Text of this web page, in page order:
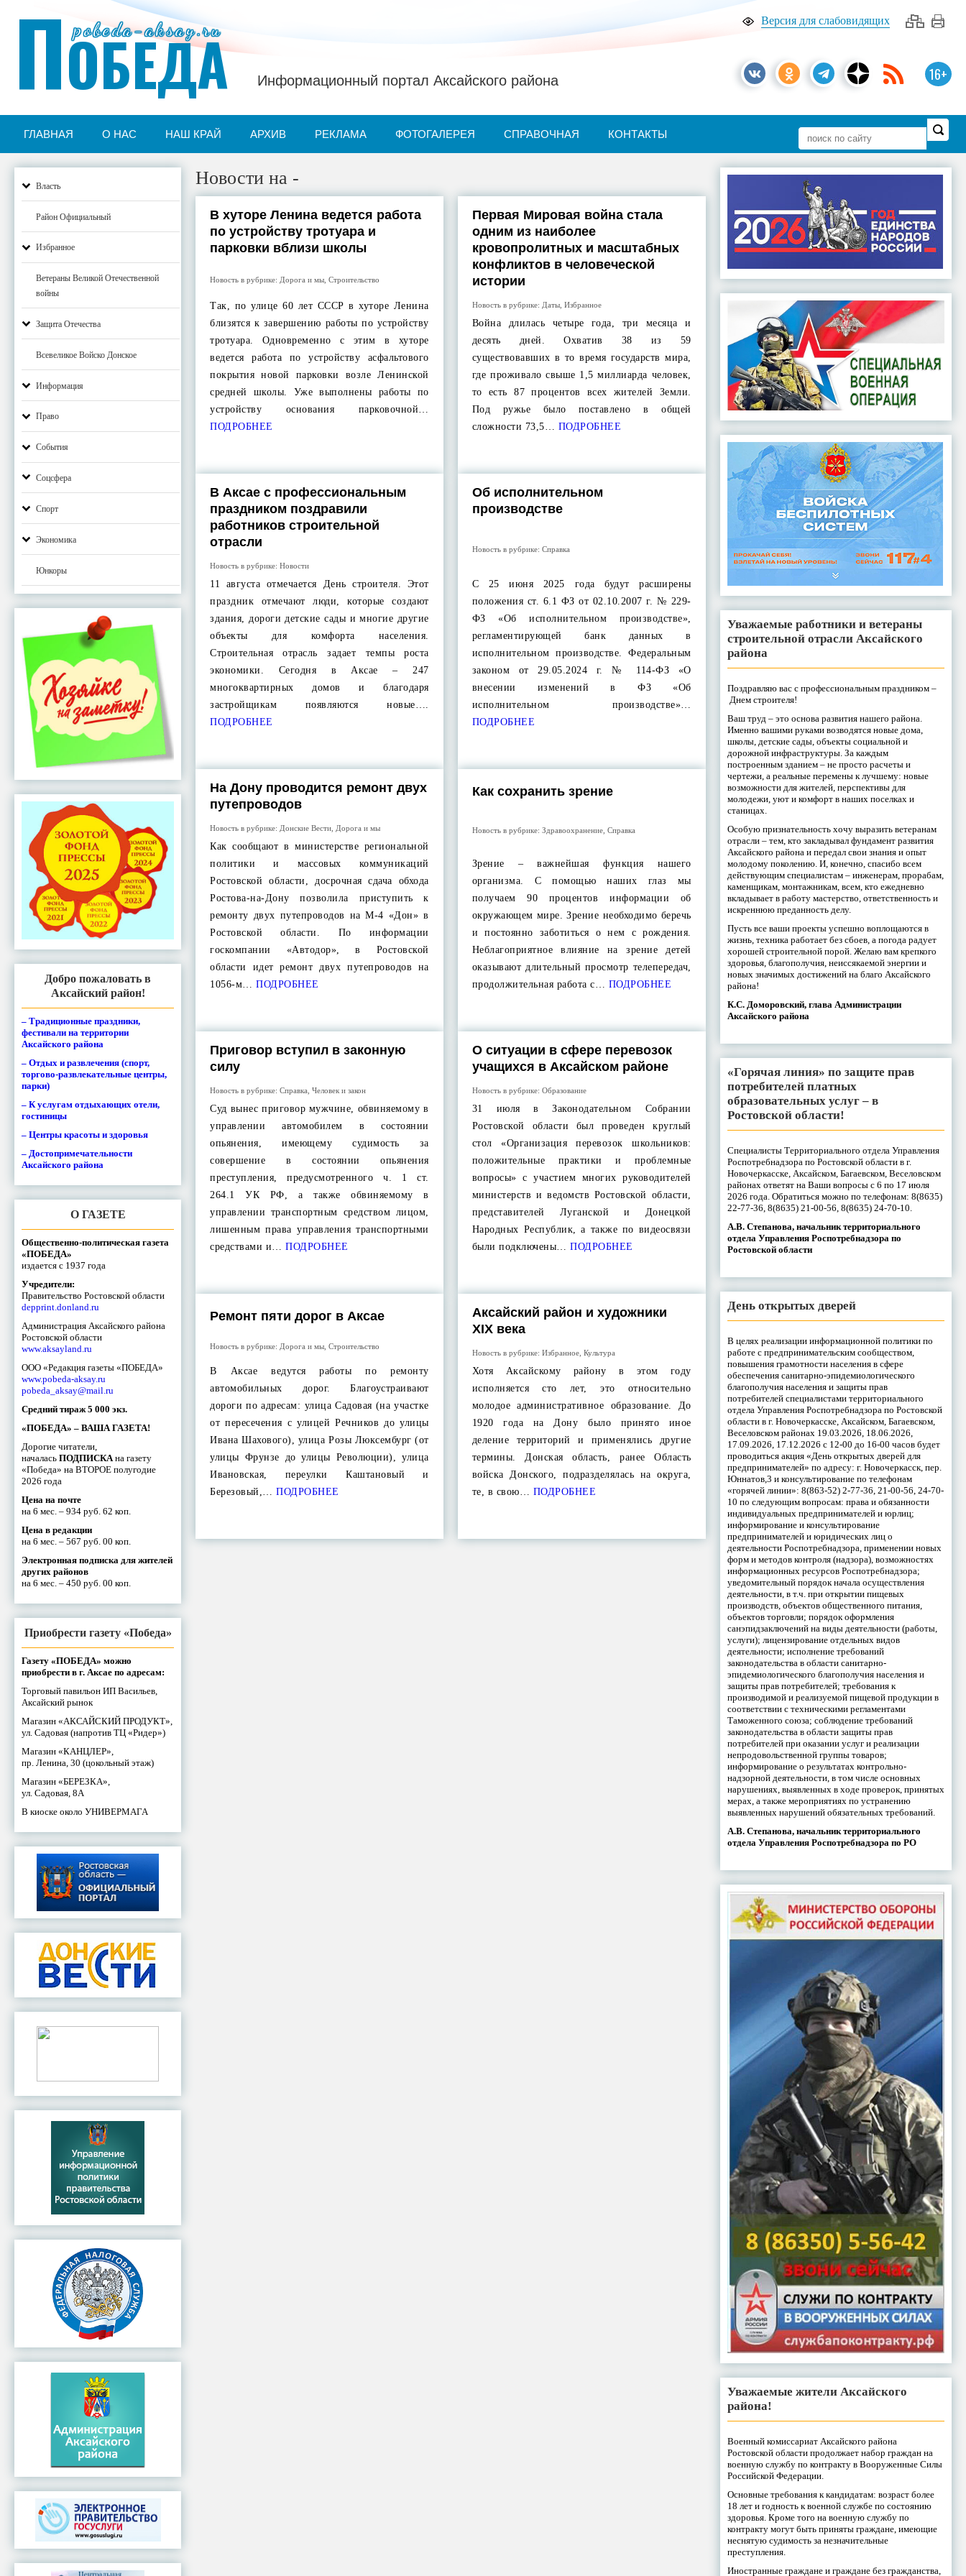
Версия для слабовидящих
16+
pobeda-aksay.ru
ПОБЕДА Информационный портал Аксайского района
ГЛАВНАЯ О НАС НАШ КРАЙ АРХИВ РЕКЛАМА ФОТОГАЛЕРЕЯ СПРАВОЧНАЯ КОНТАКТЫ
Власть
Район Официальный
Избранное
Ветераны Великой Отечественной
войны
Защита Отечества
Всевеликое Войско Донское
Информация
Право
События
Соцсфера
Спорт
Экономика
Юнкоры
Добро пожаловать в
Аксайский район!
– Традиционные праздники,
фестивали на территории
Аксайского района
– Отдых и развлечения (спорт,
торгово-развлекательные центры,
парки)
– К услугам отдыхающих отели,
гостиницы
– Центры красоты и здоровья
– Достопримечательности
Аксайского района
О ГАЗЕТЕ
Общественно-политическая газета
«ПОБЕДА»
издается с 1937 года
Учредители:
Правительство Ростовской области
depprint.donland.ru
Администрация Аксайского района
Ростовской области
www.aksayland.ru
ООО «Редакция газеты «ПОБЕДА»
www.pobeda-aksay.ru
pobeda_aksay@mail.ru
Средний тираж 5 000 экз.
«ПОБЕДА» – ВАША ГАЗЕТА!
Дорогие читатели,
началась ПОДПИСКА на газету
«Победа» на ВТОРОЕ полугодие
2026 года
Цена на почте
на 6 мес. – 934 руб. 62 коп.
Цена в редакции
на 6 мес. – 567 руб. 00 коп.
Электронная подписка для жителей
других районов
на 6 мес. – 450 руб. 00 коп.
Приобрести газету «Победа»
Газету «ПОБЕДА» можно
приобрести в г. Аксае по адресам:
Торговый павильон ИП Васильев,
Аксайский рынок
Магазин «АКСАЙСКИЙ ПРОДУКТ»,
ул. Садовая (напротив ТЦ «Ридер»)
Магазин «КАНЦЛЕР»,
пр. Ленина, 30 (цокольный этаж)
Магазин «БЕРЕЗКА»,
ул. Садовая, 8А
В киоске около УНИВЕРМАГА
Новости на -
В хуторе Ленина ведется работа
по устройству тротуара и
парковки вблизи школы
Новость в рубрике: Дорога и мы ,Строительство
Так, по улице 60 лет СССР в хуторе Ленина
близятся к завершению работы по устройству
тротуара. Одновременно с этим в хуторе
ведется работа по устройству асфальтового
покрытия новой парковки возле Ленинской
средней школы. Уже выполнены работы по
устройству основания парковочной…
ПОДРОБНЕЕ
Первая Мировая война стала
одним из наиболее
кровопролитных и масштабных
конфликтов в человеческой
истории
Новость в рубрике: Даты, Избранное
Война длилась четыре года, три месяца и
десять дней. Охватив 38 из 59
существовавших в то время государств мира,
где проживало свыше 1,5 миллиарда человек,
то есть 87 процентов всех жителей Земли.
Под ружье было поставлено в общей
сложности 73,5… ПОДРОБНЕЕ
В Аксае с профессиональным
праздником поздравили
работников строительной
отрасли
Новость в рубрике:Новости
11 августа отмечается День строителя. Этот
праздник отмечают люди, которые создают
здания, дороги детские сады и многие другие
объекты для комфорта населения.
Строительная отрасль задает темпы роста
экономики. Сегодня в Аксае – 247
многоквартирных домов и благодаря
застройщикам появляются новые….
ПОДРОБНЕЕ
Об исполнительном
производстве
Новость в рубрике: Справка
С 25 июня 2025 года будут расширены
положения ст. 6.1 ФЗ от 02.10.2007 г. № 229-
ФЗ «Об исполнительном производстве»,
регламентирующей банк данных в
исполнительном производстве. Федеральным
законом от 29.05.2024 г. № 114-ФЗ «О
внесении изменений в ФЗ «Об
исполнительном производстве»…
ПОДРОБНЕЕ
На Дону проводится ремонт двух
путепроводов
Новость в рубрике: Донские Вести Дорога и мы
Как сообщают в министерстве региональной
политики и массовых коммуникаций
Ростовской области, досрочная сдача обхода
Ростова-на-Дону позволила приступить к
ремонту двух путепроводов на М-4 «Дон» в
Ростовской области. По информации
госкомпании «Автодор», в Ростовской
области идет ремонт двух путепроводов на
1056-м… ПОДРОБНЕЕ
Как сохранить зрение
Новость в рубрике: Здравоохранение, Справка
Зрение – важнейшая функция нашего
организма. С помощью наших глаз мы
получаем 90 процентов информации об
окружающем мире. Зрение необходимо беречь
и постоянно заботиться о нем с рождения.
Неблагоприятное влияние на зрение детей
оказывают длительный просмотр телепередач,
продолжительная работа с… ПОДРОБНЕЕ
Приговор вступил в законную
силу
Новость в рубрике:Справка ,Человек и закон
Суд вынес приговор мужчине, обвиняемому в
управлении автомобилем в состоянии
опьянения, имеющему судимость за
совершение в состоянии опьянения
преступления, предусмотренного ч. 1 ст.
264.1 УК РФ, а также обвиняемому в
управлении транспортным средством лицом,
лишенным права управления транспортными
средствами и… ПОДРОБНЕЕ
О ситуации в сфере перевозок
учащихся в Аксайском районе
Новость в рубрике: Образование
31 июля в Законодательном Собрании
Ростовской области был проведен круглый
стол «Организация перевозок школьников:
положительные практики и проблемные
вопросы» с участием многих руководителей
министерств и ведомств Ростовской области,
представителей Луганской и Донецкой
Народных Республик, а также по видеосвязи
были подключены… ПОДРОБНЕЕ
Ремонт пяти дорог в Аксае
Новость в рубрике: Дорога и мы ,Строительство
В Аксае ведутся работы по ремонту
автомобильных дорог. Благоустраивают
дороги по адресам: улица Садовая (на участке
от пересечения с улицей Речников до улицы
Ивана Шахового), улица Розы Люксембург (от
улицы Фрунзе до улицы Революции), улица
Ивановская, переулки Каштановый и
Березовый,… ПОДРОБНЕЕ
Аксайский район и художники
XIX века
Новость в рубрике: Избранное, Культура
Хотя Аксайскому району в этом году
исполняется сто лет, это относительно
молодое административное образование. До
1920 года на Дону было принято иное
деление территорий и применялись другие
термины. Донская область, ранее Область
войска Донского, подразделялась на округа,
те, в свою… ПОДРОБНЕЕ
Уважаемые работники и ветераны
строительной отрасли Аксайского
района
Поздравляю вас с профессиональным праздником –
Днем строителя!
Ваш труд – это основа развития нашего района.
Именно вашими руками возводятся новые дома,
школы, детские сады, объекты социальной и
дорожной инфраструктуры. За каждым
построенным зданием – не просто расчеты и
чертежи, а реальные перемены к лучшему: новые
возможности для жителей, перспективы для
молодежи, уют и комфорт в наших поселках и
станицах.
Особую признательность хочу выразить ветеранам
отрасли – тем, кто закладывал фундамент развития
Аксайского района и передал свои знания и опыт
молодому поколению. И, конечно, спасибо всем
действующим специалистам – инженерам, прорабам,
каменщикам, монтажникам, всем, кто ежедневно
вкладывает в работу мастерство, ответственность и
искреннюю преданность делу.
Пусть все ваши проекты успешно воплощаются в
жизнь, техника работает без сбоев, а погода радует
хорошей строительной порой. Желаю вам крепкого
здоровья, благополучия, неиссякаемой энергии и
новых значимых достижений на благо Аксайского
района!
К.С. Доморовский, глава Администрации
Аксайского района
«Горячая линия» по защите прав
потребителей платных
образовательных услуг – в
Ростовской области!
Специалисты Территориального отдела Управления
Роспотребнадзора по Ростовской области в г.
Новочеркасске, Аксайском, Багаевском, Веселовском
районах ответят на Ваши вопросы с 6 по 17 июля
2026 года. Обратиться можно по телефонам: 8(8635)
22-77-36, 8(8635) 21-00-56, 8(8635) 24-70-10.
А.В. Степанова, начальник территориального
отдела Управления Роспотребнадзора по
Ростовской области
День открытых дверей
В целях реализации информационной политики по
работе с предпринимательским сообществом,
повышения грамотности населения в сфере
обеспечения санитарно-эпидемиологического
благополучия населения и защиты прав
потребителей специалистами территориального
отдела Управления Роспотребнадзора по Ростовской
области в г. Новочеркасске, Аксайском, Багаевском,
Веселовском районах 19.03.2026, 18.06.2026,
17.09.2026, 17.12.2026 с 12-00 до 16-00 часов будет
проводиться акция «День открытых дверей для
предпринимателей» по адресу: г. Новочеркасск, пер.
Юннатов,3 и консультирование по телефонам
«горячей линии»: 8(863-52) 2-77-36, 21-00-56, 24-70-
10 по следующим вопросам: права и обязанности
индивидуальных предпринимателей и юрлиц;
информирование и консультирование
предпринимателей и юридических лиц о
деятельности Роспотребнадзора, применении новых
форм и методов контроля (надзора), возможностях
информационных ресурсов Роспотребнадзора;
уведомительный порядок начала осуществления
деятельности, в т.ч. при открытии пищевых
производств, объектов общественного питания,
объектов торговли; порядок оформления
санэпидзаключений на виды деятельности (работы,
услуги); лицензирование отдельных видов
деятельности; исполнение требований
законодательства в области санитарно-
эпидемиологического благополучия населения и
защиты прав потребителей; требования к
производимой и реализуемой пищевой продукции в
соответствии с техническими регламентами
Таможенного союза; соблюдение требований
законодательства в области защиты прав
потребителей при оказании услуг и реализации
непродовольственной группы товаров;
информирование о результатах контрольно-
надзорной деятельности, в том числе основных
нарушениях, выявленных в ходе проверок, принятых
мерах, а также мероприятиях по устранению
выявленных нарушений обязательных требований.
А.В. Степанова, начальник территориального
отдела Управления Роспотребнадзора по РО
Уважаемые жители Аксайского
района!
Военный комиссариат Аксайского района
Ростовской области продолжает набор граждан на
военную службу по контракту в Вооруженные Силы
Российской Федерации.
Основные требования к кандидатам: возраст более
18 лет и годность к военной службе по состоянию
здоровья. Кроме того на военную службу по
контракту могут быть приняты граждане, имеющие
неснятую судимость за незначительные
преступления.
Иностранные граждане и граждане без гражданства,